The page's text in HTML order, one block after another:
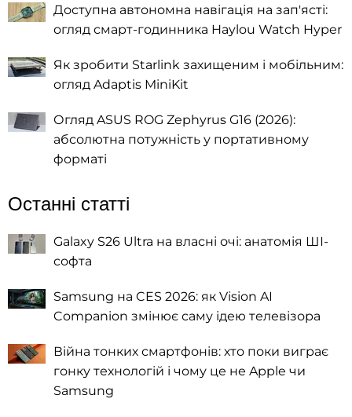
Доступна автономна навігація на зап'ясті:
огляд смарт-годинника Haylou Watch Hyper
Як зробити Starlink захищеним і мобільним:
огляд Adaptis MiniKit
Огляд ASUS ROG Zephyrus G16 (2026):
абсолютна потужність у портативному
форматі
Останні статті
Galaxy S26 Ultra на власні очі: анатомія ШІ-
софта
Samsung на CES 2026: як Vision AI
Companion змінює саму ідею телевізора
Війна тонких смартфонів: хто поки виграє
гонку технологій і чому це не Apple чи
Samsung